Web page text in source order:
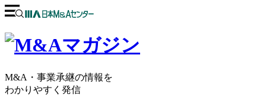
M&A・事業承継の情報を
わかりやすく発信